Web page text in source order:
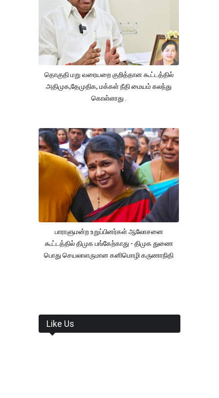
தொகுதி மறு வரையறை குறித்தான கூட்டத்தில்
அதிமுக,தேமுதிக, மக்கள் நீதி மையம் கலந்து
கொள்ளாது .
பாராளுமன்ற உறுப்பினர்கள் ஆலோசனை
கூட்டத்தில் திமுக பங்கேற்காது - திமுக துணை
பொது செயலாளருமான கனிமொழி கருணாநிதி
Like Us